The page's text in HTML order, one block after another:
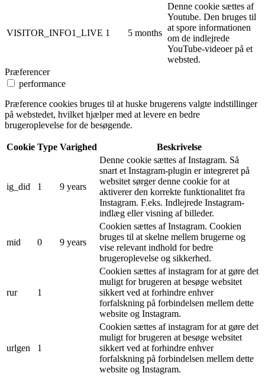
VISITOR_INFO1_LIVE 1 5 months
Denne cookie sættes af
Youtube. Den bruges til
at spore informationen
om de indlejrede
YouTube-videoer på et
websted.
Præferencer
performance
Præference cookies bruges til at huske brugerens valgte indstillinger
på webstedet, hvilket hjælper med at levere en bedre
brugeroplevelse for de besøgende.
Cookie Type Varighed Beskrivelse
ig_did 1 9 years
Denne cookie sættes af Instagram. Så
snart et Instagram-plugin er integreret på
websitet sørger denne cookie for at
aktiverer den korrekte funktionalitet fra
Instagram. F.eks. Indlejrede Instagram-
indlæg eller visning af billeder.
mid 0 9 years
Cookien sættes af Instagram. Cookien
bruges til at skelne mellem brugerne og
vise relevant indhold for bedre
brugeroplevelse og sikkerhed.
rur 1
Cookien sættes af instagram for at gøre det
muligt for brugeren at besøge websitet
sikkert ved at forhindre enhver
forfalskning på forbindelsen mellem dette
website og Instagram.
urlgen 1
Cookien sættes af instagram for at gøre det
muligt for brugeren at besøge websitet
sikkert ved at forhindre enhver
forfalskning på forbindelsen mellem dette
website og Instagram.